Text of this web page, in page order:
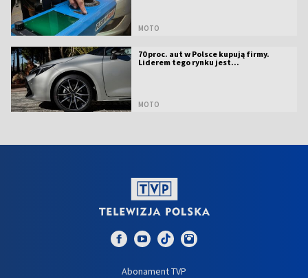
MOTO
70 proc. aut w Polsce kupują firmy.
Liderem tego rynku jest...
MOTO
Abonament TVP